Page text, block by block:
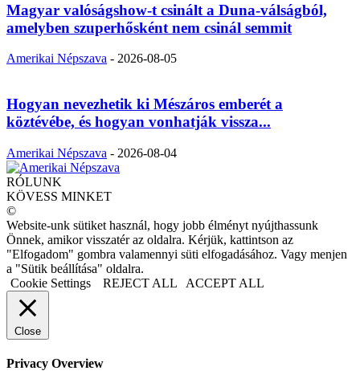
Magyar valóságshow-t csinált a Duna-válságból,
amelyben szuperhősként nem csinál semmit
Amerikai Népszava - 2026-08-05
Hogyan nevezhetik ki Mészáros emberét a
köztévébe, és hogyan vonhatják vissza...
Amerikai Népszava - 2026-08-04
RÓLUNK
KÖVESS MINKET
©
Website-unk sütiket használ, hogy jobb élményt nyújthassunk
Önnek, amikor visszatér az oldalra. Kérjük, kattintson az
"Elfogadom" gombra valamennyi süti elfogadásához. Vagy menjen
a "Sütik beállítása" oldalra.
Cookie Settings
REJECT ALL ACCEPT ALL
Close
Privacy Overview